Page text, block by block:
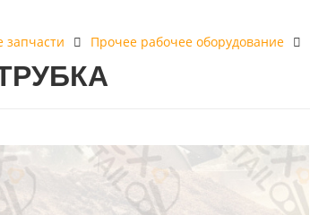
запчасти Прочее рабочее оборудование